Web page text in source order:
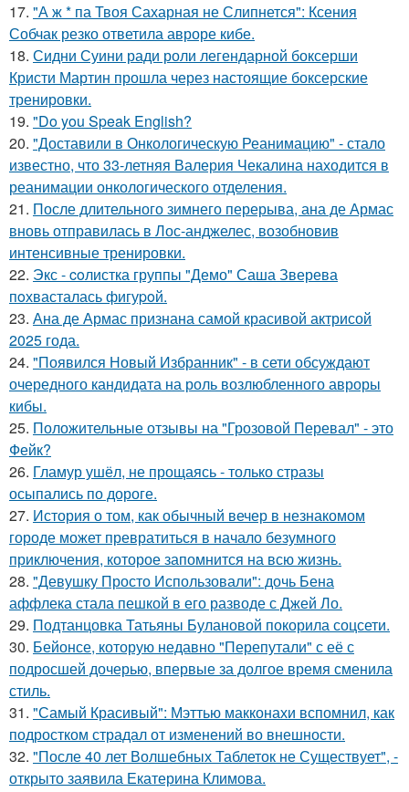
17. "А ж * па Твоя Сахарная не Слипнется": Ксения
Собчак резко ответила авроре кибе.
18. Сидни Суини ради роли легендарной боксерши
Кристи Мартин прошла через настоящие боксерские
тренировки.
19. "Do you Speak English?
20. "Доставили в Онкологическую Реанимацию" - стало
известно, что 33-летняя Валерия Чекалина находится в
реанимации онкологического отделения.
21. После длительного зимнего перерыва, ана де Армас
вновь отправилась в Лос-анджелес, возобновив
интенсивные тренировки.
22. Экс - coлистка группы "Демо" Саша Зверева
пoхвасталась фигуpoй.
23. Ана де Армас признана самой красивой актрисой
2025 года.
24. "Появился Новый Избранник" - в сети обсуждают
очередного кандидата на роль возлюбленного авроры
кибы.
25. Положительные отзывы на "Грозовой Перевал" - это
Фейк?
26. Гламур ушёл, не прощаясь - только стразы
осыпались по дороге.
27. История о том, как обычный вечер в незнакомом
городе может превратиться в начало безумного
приключения, которое запомнится на всю жизнь.
28. "Девушку Просто Использовали": дочь Бена
аффлека стала пешкой в его разводе с Джей Ло.
29. Подтанцовка Татьяны Булановой покорила соцсети.
30. Бейонсе, которую недавно "Перепутали" с её с
подросшей дочерью, впервые за долгое время сменила
стиль.
31. "Самый Красивый": Мэттью макконахи вспомнил, как
подростком страдал от изменений во внешности.
32. "После 40 лет Волшебных Таблеток не Существует", -
открыто заявила Екатерина Климова.